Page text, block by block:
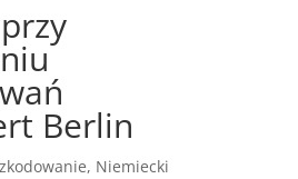
Berlin
, Niemiecki